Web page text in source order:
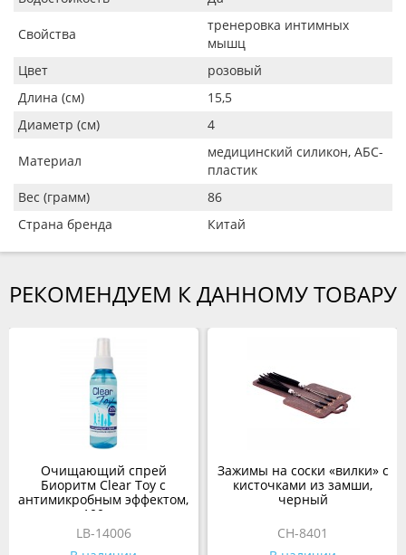
Свойства
тренеровка интимных
мышц
Цвет
розовый
Длина (см)
15,5
Диаметр (см)
4
Материал
медицинский силикон, АБС-
пластик
Вес (грамм)
86
Страна бренда
Китай
РЕКОМЕНДУЕМ К ДАННОМУ ТОВАРУ
Очищающий спрей
Биоритм Clear Toy с
антимикробным эффектом,
100 мл
LB-14006
Зажимы на соски «вилки» с
кисточками из замши,
черный
CH-8401